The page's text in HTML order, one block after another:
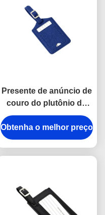
Presente de anúncio de
couro do plutônio do
curso da etiqueta da
bagagem da tela do
retângulo da cor de
Obtenha o melhor preço